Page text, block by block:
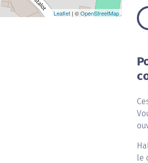
Leaflet | ©OpenStreetMap
le